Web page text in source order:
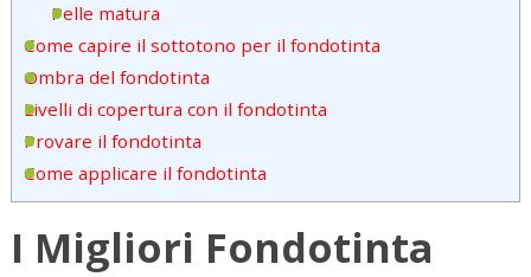
Pelle matura
Come capire il sottotono per il fondotinta
Ombra del fondotinta
Livelli di copertura con il fondotinta
Provare il fondotinta
Come applicare il fondotinta
I Migliori Fondotinta